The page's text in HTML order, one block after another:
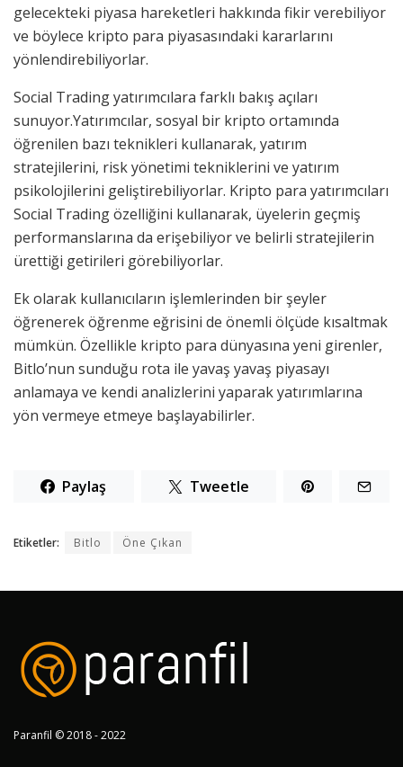
gelecekteki piyasa hareketleri hakkında fikir verebiliyor
ve böylece kripto para piyasasındaki kararlarını
yönlendirebiliyorlar.
Social Trading yatırımcılara farklı bakış açıları
sunuyor.Yatırımcılar, sosyal bir kripto ortamında
öğrenilen bazı teknikleri kullanarak, yatırım
stratejilerini, risk yönetimi tekniklerini ve yatırım
psikolojilerini geliştirebiliyorlar. Kripto para yatırımcıları
Social Trading özelliğini kullanarak, üyelerin geçmiş
performanslarına da erişebiliyor ve belirli stratejilerin
ürettiği getirileri görebiliyorlar.
Ek olarak kullanıcıların işlemlerinden bir şeyler
öğrenerek öğrenme eğrisini de önemli ölçüde kısaltmak
mümkün. Özellikle kripto para dünyasına yeni girenler,
Bitlo’nun sunduğu rota ile yavaş yavaş piyasayı
anlamaya ve kendi analizlerini yaparak yatırımlarına
yön vermeye etmeye başlayabilirler.
Paylaş Tweetle
Etiketler: Bitlo Öne Çıkan
Paranfil © 2018 - 2022